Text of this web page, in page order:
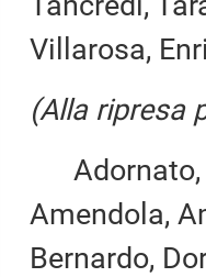
Villarosa,
(Alla ripresa
Adornato,
Amendola,
Bernardo,